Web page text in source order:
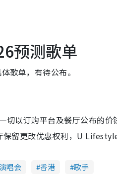
预测歌单
歌单，有待公布。
以订购平台及餐厅公布的价
保留更改优惠权利，U
演唱会 香港 歌手